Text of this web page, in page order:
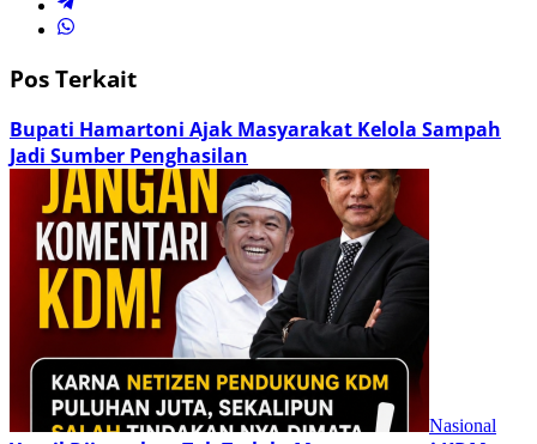
Pos Terkait
Bupati Hamartoni Ajak Masyarakat Kelola Sampah
Jadi Sumber Penghasilan
Nasional